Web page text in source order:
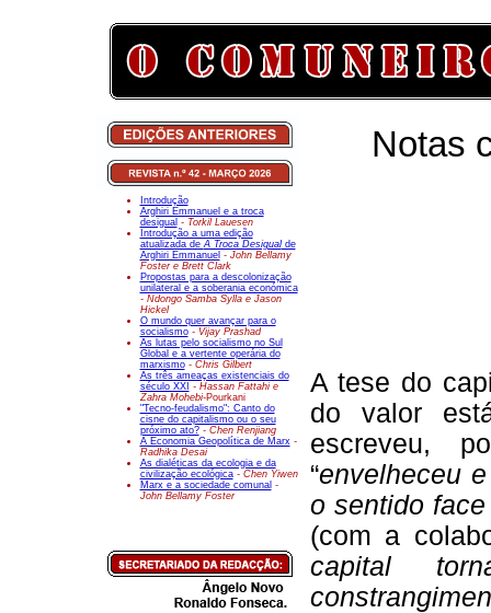
Introdução
Arghiri Emmanuel e a troca
desigual - Torkil Lauesen
Introdução a uma edição
atualizada deA Troca Desigualde
Arghiri Emmanuel - John Bellamy
Foster e Brett Clark
Propostas para a descolonização
unilateral e a soberania económica
- Ndongo Samba Sylla e Jason
Hickel
O mundo quer avançar para o
socialismo- Vijay Prashad
As lutas pelo socialismo no Sul
Global e a vertente operária do
marxismo- Chris Gilbert
As três ameaças existenciais do
século XXI - Hassan Fattahi e
Zahra Mohebi-Pourkani
"Tecno-feudalismo": Canto do
cisne do capitalismo ou o seu
próximo ato? - Chen Renjiang
A Economia Geopolítica de Marx-
Radhika Desai
As dialéticas da ecologia e da
civilização ecológica - Chen Yiwen
Marx e a sociedade comunal -
John Bellamy Foster
Notas
A tese do
do valor
escreveu,
“envelheceu
o sentido
(com a
capital